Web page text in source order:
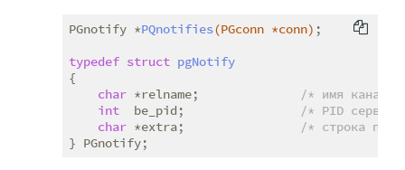
PGnotify *PQnotifies(PGconn *conn) ;
typedef struct pgNotify
{
char *relname;
/* имя канала
int
  be_pid;
/* PID
char *extra;
/* строка